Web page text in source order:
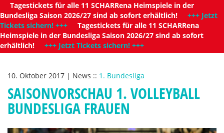
Tagestickets für alle 11 SCHARRena Heimspiele in der
Bundesliga Saison 2026/27 sind ab sofort erhältlich! +++ Jetzt
Tickets sichern! +++ Tagestickets für alle 11 SCHARRena
Heimspiele in der Bundesliga Saison 2026/27 sind ab sofort
erhältlich! +++ Jetzt Tickets sichern! +++
10. Oktober 2017 | News :: 1. Bundesliga
SAISONVORSCHAU 1. VOLLEYBALL
BUNDESLIGA FRAUEN